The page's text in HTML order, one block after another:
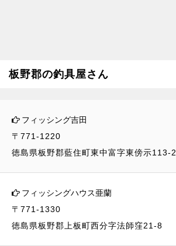
板野郡の釣具屋さん
フィッシング吉田
〒771-1220
徳島県板野郡藍住町東中富字東傍示113-2
フィッシングハウス亜蘭
〒771-1330
徳島県板野郡上板町西分字法師窪21-8